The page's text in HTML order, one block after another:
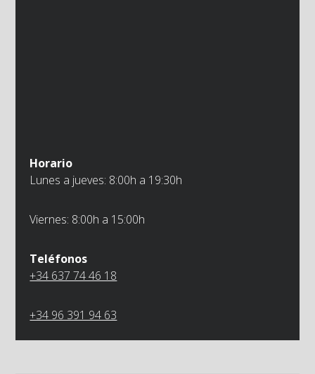
Horario
Lunes a jueves: 8:00h a 19:30h
Viernes: 8:00h a 15:00h
Teléfonos
+34 637 74 46 18
+34 96 391 94 63